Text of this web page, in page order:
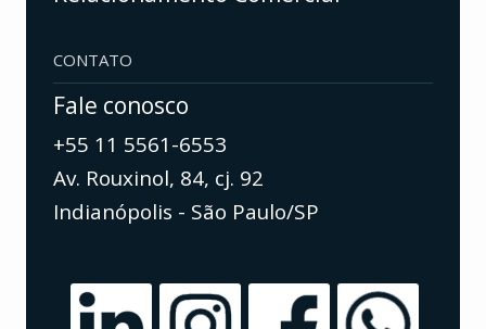
CONTATO
Fale conosco
+55 11 5561-6553
Av. Rouxinol, 84, cj. 92
Indianópolis - São Paulo/SP